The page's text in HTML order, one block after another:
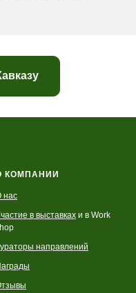
КОМПАНИИ
нас
в выставках и в Work
направлений